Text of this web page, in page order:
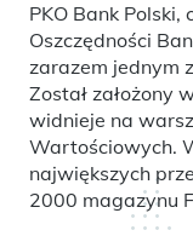
PKO Bank Polski,
Oszczędności
zarazem jednym
Został założony
widnieje na
Wartościowych.
największych
2000 magazynu